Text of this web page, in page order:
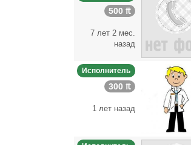
500 ₶
7 лет 2 мес.
назад
Исполнитель
300 ₶
1 лет назад